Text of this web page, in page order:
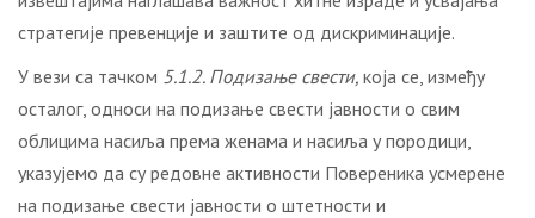
стратегије превенције и заштите од дискриминације.
У вези са тачком 5.1.2. Подизање свести, која се, између
осталог, односи на подизање свести јавности о свим
облицима насиља према женама и насиља у породици,
указујемо да су редовне активности Повереника усмерене
на подизање свести јавности о штетности и